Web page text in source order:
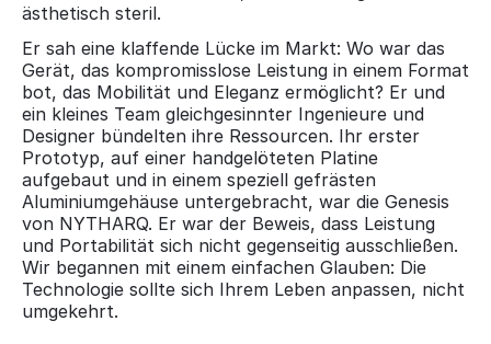
ästhetisch steril.
Er sah eine klaffende Lücke im Markt: Wo war das
Gerät, das kompromisslose Leistung in einem Format
bot, das Mobilität und Eleganz ermöglicht? Er und
ein kleines Team gleichgesinnter Ingenieure und
Designer bündelten ihre Ressourcen. Ihr erster
Prototyp, auf einer handgelöteten Platine
aufgebaut und in einem speziell gefrästen
Aluminiumgehäuse untergebracht, war die Genesis
von NYTHARQ. Er war der Beweis, dass Leistung
und Portabilität sich nicht gegenseitig ausschließen.
Wir begannen mit einem einfachen Glauben: Die
Technologie sollte sich Ihrem Leben anpassen, nicht
umgekehrt.